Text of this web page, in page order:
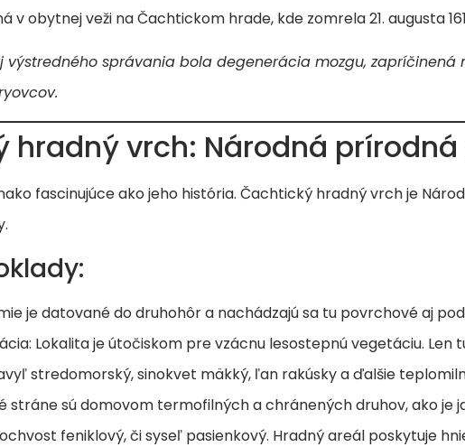
v obytnej veži na Čachtickom hrade, kde zomrela 21. augusta
výstredného správania bola degenerácia mozgu,
hradný vrch: Národná
fascinujúce ako jeho história. Čachtický hradný vrch je
je datované do druhohôr a nachádzajú sa tu povrchové aj
Lokalita je útočiskom pre vzácnu lesostepnú vegetáciu. Len
stredomorský, sinokvet mäkký, ľan rakúsky a ďalšie
stráne sú domovom termofilných a chránených druhov, ako je
feniklový, či syseľ pasienkový. Hradný areál poskytuje